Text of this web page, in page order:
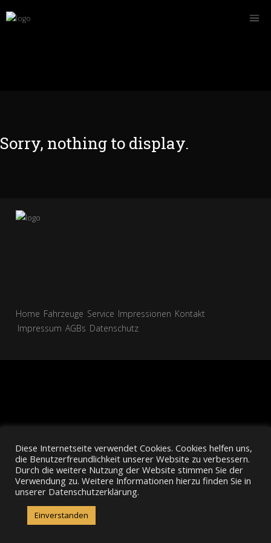
Sorry, nothing to display.
Home Fahrzeuge Service Impressionen Kontakt
Impressum AGBs Datenschutz
Diese Internetseite verwendet Cookies. Cookies helfen uns,
die Benutzerfreundlichkeit unserer Website zu verbessern.
Durch die weitere Nutzung der Website stimmen Sie der
Verwendung zu. Weitere Informationen hierzu finden Sie in
unserer Datenschutzerklärung.
Einverstanden